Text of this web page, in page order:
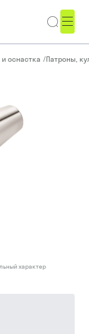
оснастка /Патроны,
характер